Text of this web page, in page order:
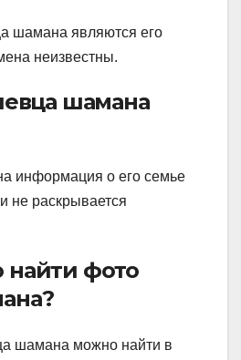
шамана являются его
неизвестны.
шамана
информация о его семье
не раскрывается
найти фото
шамана можно найти в